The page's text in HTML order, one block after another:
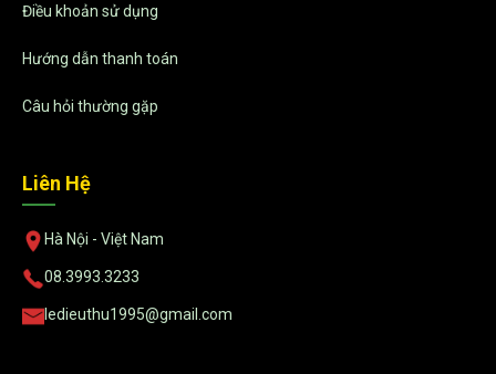
Điều khoản sử dụng
Hướng dẫn thanh toán
Câu hỏi thường gặp
Liên Hệ
Hà Nội - Việt Nam
08.3993.3233
ledieuthu1995@gmail.com